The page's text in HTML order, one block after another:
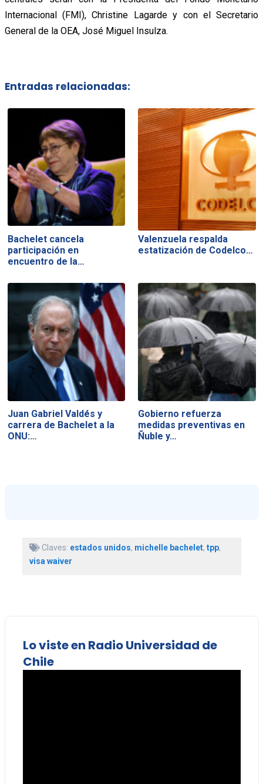
Internacional (FMI), Christine Lagarde y con el Secretario
General de la OEA, José Miguel Insulza.
Entradas relacionadas:
Bachelet cancela
participación en
encuentro de la…
Valenzuela respalda
estatización de Codelco…
Juan Gabriel Valdés y
carrera de Bachelet a la
ONU:…
Gobierno refuerza
medidas preventivas en
Ñuble y…
Claves: estados unidos, michelle bachelet, tpp,
visa waiver
Lo viste en Radio Universidad de
Chile